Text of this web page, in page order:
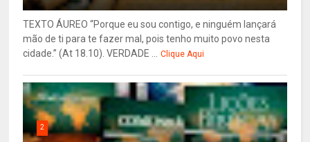
TEXTO ÁUREO “Porque eu sou contigo, e ninguém lançará
mão de ti para te fazer mal, pois tenho muito povo nesta
cidade.” (At 18.10). VERDADE ...
Clique Aqui
2